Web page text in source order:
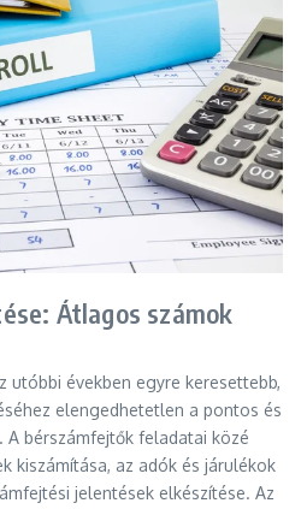
Átlagos számok
utóbbi években egyre keresettebb,
elengedhetetlen a pontos és
bérszámfejtők feladatai közé
kiszámítása, az adók és járulékok
jelentések elkészítése. Az